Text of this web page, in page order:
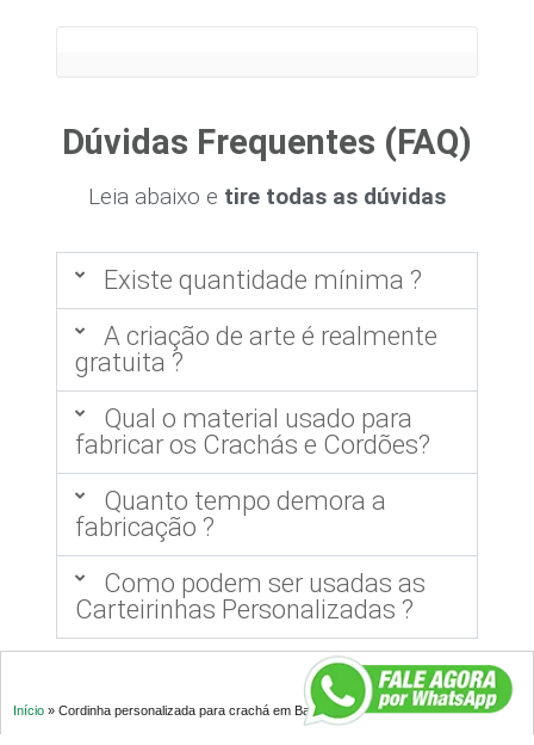
Dúvidas Frequentes (FAQ)
Leia abaixo e tire todas as dúvidas
Existe quantidade mínima ?
A criação de arte é realmente
gratuita ?
Qual o material usado para
fabricar os Crachás e Cordões?
Quanto tempo demora a
fabricação ?
Como podem ser usadas as
Carteirinhas Personalizadas ?
Início » Cordinha personalizada para crachá em Bage – RS